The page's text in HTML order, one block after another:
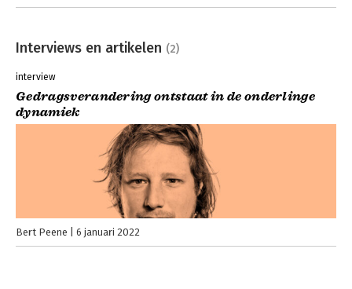
Interviews en artikelen (2)
interview
Gedragsverandering ontstaat in de onderlinge
dynamiek
Bert Peene 6 januari 2022